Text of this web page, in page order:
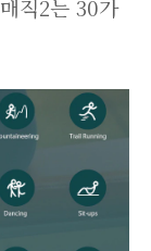
직2는 30가